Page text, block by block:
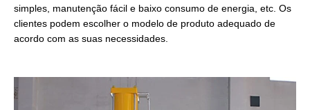
simples, manutenção fácil e baixo consumo de energia, etc. Os
clientes podem escolher o modelo de produto adequado de
acordo com as suas necessidades.